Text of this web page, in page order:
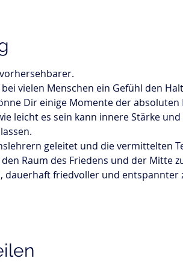
vielen Menschen ein Gefühl den
Dir einige Momente der absoluten
leicht es sein kann innere Stärke
geleitet und die vermittelten
Raum des Friedens und der Mitte
dauerhaft friedvoller und entspannter